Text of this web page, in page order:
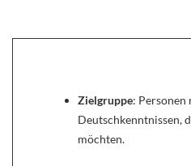
Zielgruppe: Personen
Deutschkenntnissen,
möchten.